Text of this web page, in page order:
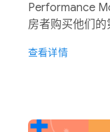
Performance
房者购买他们的
查看详情